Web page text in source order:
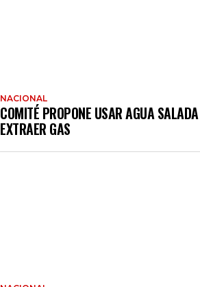
NACIONAL
COMITÉ PROPONE USAR AGUA
EXTRAER GAS